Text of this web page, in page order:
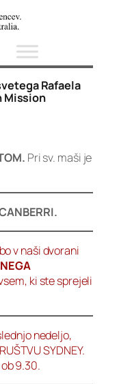
Rafaela
Mission
Pri sv. maši je
v naši dvorani
ki ste sprejeli
nedeljo,
SYDNEY.
9.30.